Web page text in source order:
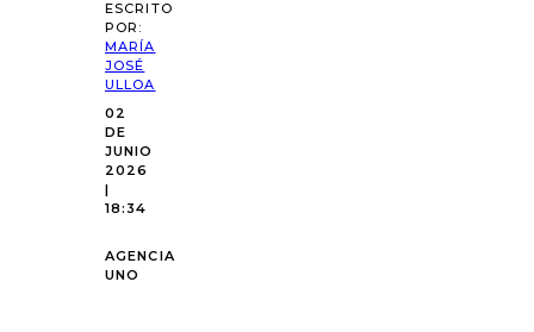
ESCRITO
POR:
MARÍA
JOSÉ
ULLOA
02
DE
JUNIO
2026
|
18:34
AGENCIA
UNO